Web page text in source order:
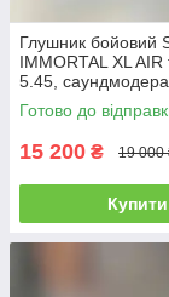
Глушник бойовий
IMMORTAL XL AIR
5.45,
Готово до
15 200 ₴ 19 000
Купити